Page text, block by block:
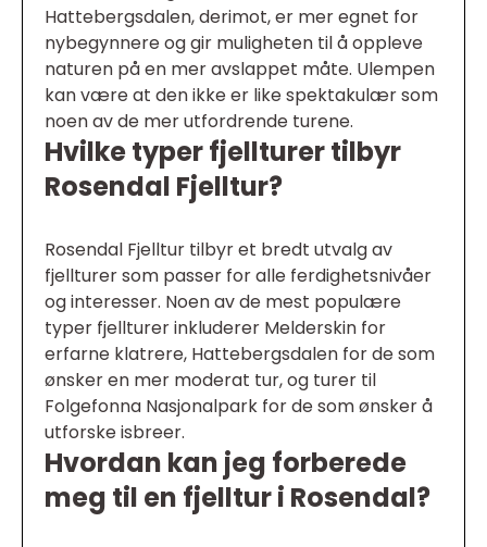
Hattebergsdalen, derimot, er mer egnet for
nybegynnere og gir muligheten til å oppleve
naturen på en mer avslappet måte. Ulempen
kan være at den ikke er like spektakulær som
noen av de mer utfordrende turene.
Hvilke typer fjellturer tilbyr
Rosendal Fjelltur?
Rosendal Fjelltur tilbyr et bredt utvalg av
fjellturer som passer for alle ferdighetsnivåer
og interesser. Noen av de mest populære
typer fjellturer inkluderer Melderskin for
erfarne klatrere, Hattebergsdalen for de som
ønsker en mer moderat tur, og turer til
Folgefonna Nasjonalpark for de som ønsker å
utforske isbreer.
Hvordan kan jeg forberede
meg til en fjelltur i Rosendal?